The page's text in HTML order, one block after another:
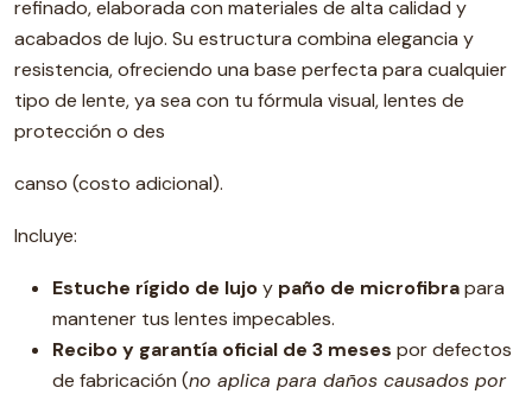
refinado, elaborada con materiales de alta calidad y
acabados de lujo. Su estructura combina elegancia y
resistencia, ofreciendo una base perfecta para cualquier
tipo de lente, ya sea con tu fórmula visual, lentes de
protección o des
canso (costo adicional).
Incluye:
Estuche rígido de lujoy paño de microfibrapara
mantener tus lentes impecables.
Recibo y garantía oficial de 3 meses por defectos
de fabricación (no aplica para daños causados por